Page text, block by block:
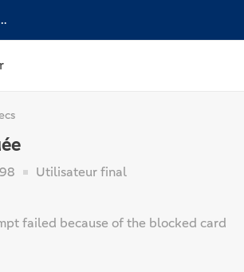
Utilisateur final
failed because of the blocked card